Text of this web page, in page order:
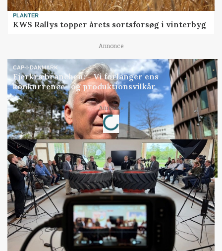
PLANTER
KWS Rallys topper årets sortsforsøg i vinterbyg
Annonce
CAP-I-DANMARK
Fjerkræbranchen: - Vi forlanger ens
konkurrence- og produktionsvilkår
Annonce
Loading...